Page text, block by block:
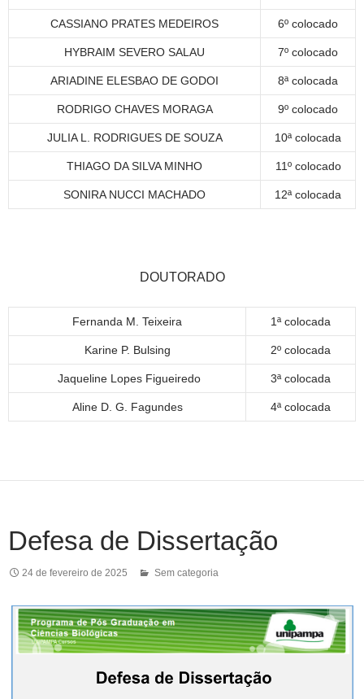
CASSIANO PRATES MEDEIROS 6º colocado
HYBRAIM SEVERO SALAU 7º colocado
ARIADINE ELESBAO DE GODOI 8ª colocada
RODRIGO CHAVES MORAGA 9º colocado
JULIA L. RODRIGUES DE SOUZA 10ª colocada
THIAGO DA SILVA MINHO 11º colocado
SONIRA NUCCI MACHADO 12ª colocada
DOUTORADO
Fernanda M. Teixeira 1ª colocada
Karine P. Bulsing 2º colocada
Jaqueline Lopes Figueiredo 3ª colocada
Aline D. G. Fagundes 4ª colocada
Defesa de Dissertação
24 de fevereiro de 2025 Sem categoria